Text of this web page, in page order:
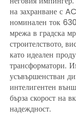
на захранване с
номинален ток
мрежа в градска
строителството,
като идеален
трансформатори.
усъвършенстван
интелигентен
бърза скорост на
надеждност.